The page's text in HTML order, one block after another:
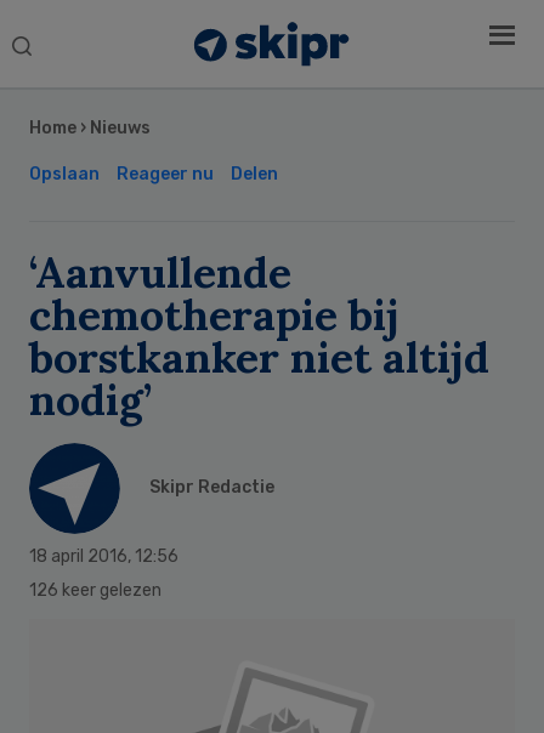
Search
Home › Nieuws
Opslaan Reageer nu Delen
‘Aanvullende
chemotherapie bij
borstkanker niet altijd
nodig’
Skipr Redactie
18 april 2016, 12:56
126 keer gelezen
Sidebar